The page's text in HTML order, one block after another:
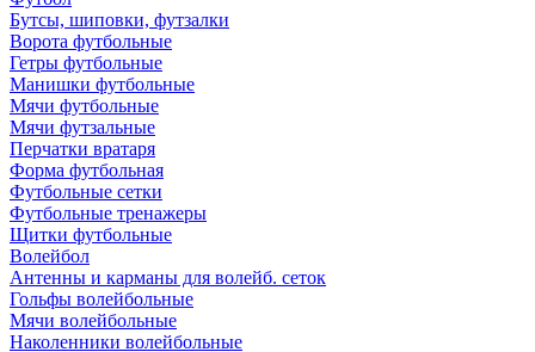
Бутсы, шиповки, футзалки
Ворота футбольные
Гетры футбольные
Манишки футбольные
Мячи футбольные
Мячи футзальные
Перчатки вратаря
Форма футбольная
Футбольные сетки
Футбольные тренажеры
Щитки футбольные
Волейбол
Антенны и карманы для волейб. сеток
Гольфы волейбольные
Мячи волейбольные
Наколенники волейбольные